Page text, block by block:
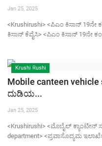
Jan 25, 2025
<Krushirushi> <ಪಿಎಂ ಕಿಸಾನ್
ಕಿಸಾನ್ ಕೆವೈಸಿ> <ಪಿಎಂ ಕಿಸಾನ್ 19ನೇ
Krushi Rushi
Mobile canteen vehicle
ದುಡಿಯ...
Jan 25, 2025
<Krushirushi> <ಮೊಬೈಲ್ ಕ್ಯಾಂಟೀನ್
department> <ಪ್ರವಾಸೊದ್ಯಮ